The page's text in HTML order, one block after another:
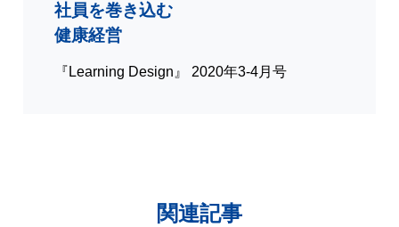
社員を巻き込む
健康経営
『Learning Design』 2020年3-4月号
関連記事